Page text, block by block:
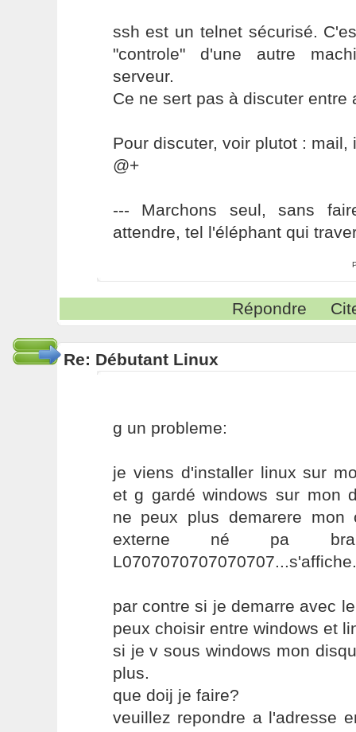
ssh est un telnet sécurisé.
"controle" d'une autre
serveur.
Ce ne sert pas à discuter entre
Pour discuter, voir plutot : mail,
@+
--- Marchons seul, sans
attendre, tel l'éléphant qui
Répondre
Re: Débutant Linux
g un probleme:
je viens d'installer linux sur
et g gardé windows sur mon
ne peux plus demarere
externe né pa
L0707070707070707...s'affiche.
par contre si je demarre avec
peux choisir entre windows et
si je v sous windows mon
plus.
que doij je faire?
veuillez repondre a l'adresse